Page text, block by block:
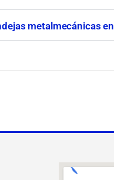
metalmecánicas